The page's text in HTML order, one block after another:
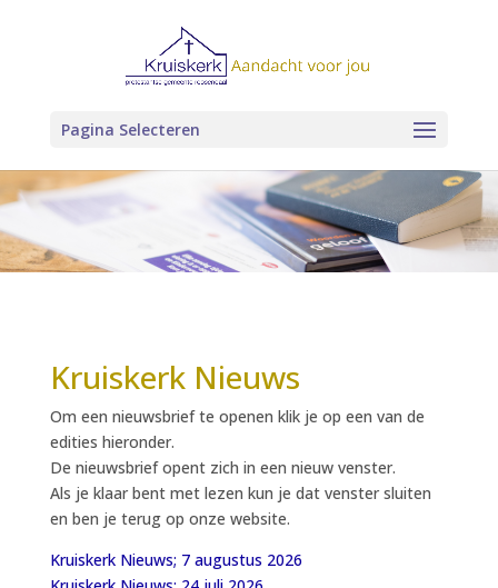
Pagina Selecteren
Kruiskerk Nieuws
Om een nieuwsbrief te openen klik je op een van de
edities hieronder.
De nieuwsbrief opent zich in een nieuw venster.
Als je klaar bent met lezen kun je dat venster sluiten
en ben je terug op onze website.
Kruiskerk Nieuws; 7 augustus 2026